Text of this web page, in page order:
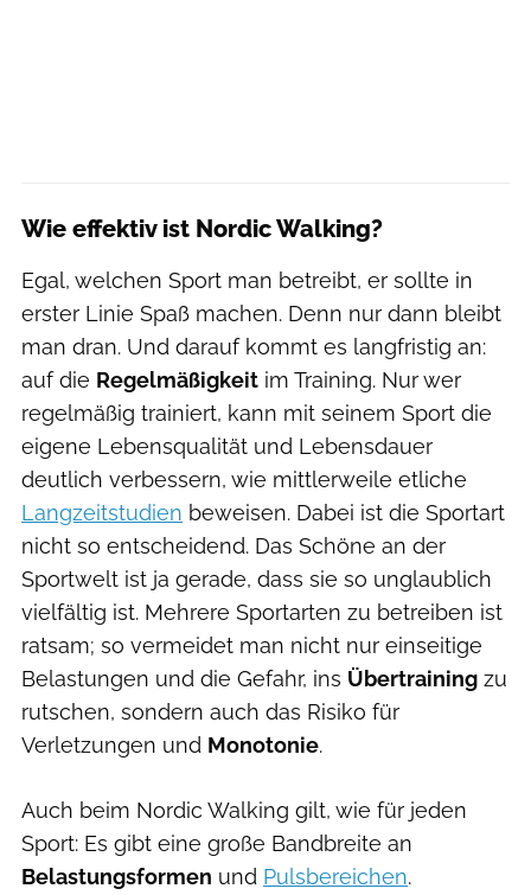
Wie effektiv ist Nordic Walking?
Egal, welchen Sport man betreibt, er sollte in
erster Linie Spaß machen. Denn nur dann bleibt
man dran. Und darauf kommt es langfristig an:
auf die Regelmäßigkeit im Training. Nur wer
regelmäßig trainiert, kann mit seinem Sport die
eigene Lebensqualität und Lebensdauer
deutlich verbessern, wie mittlerweile etliche
Langzeitstudien beweisen. Dabei ist die Sportart
nicht so entscheidend. Das Schöne an der
Sportwelt ist ja gerade, dass sie so unglaublich
vielfältig ist. Mehrere Sportarten zu betreiben ist
ratsam; so vermeidet man nicht nur einseitige
Belastungen und die Gefahr, ins Übertraining zu
rutschen, sondern auch das Risiko für
Verletzungen und Monotonie.
Auch beim Nordic Walking gilt, wie für jeden
Sport: Es gibt eine große Bandbreite an
Belastungsformen und Pulsbereichen.